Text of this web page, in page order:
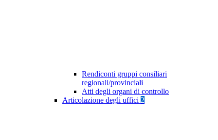
Rendiconti gruppi consiliari
regionali/provinciali
Atti degli organi di controllo
Articolazione degli uffici 2